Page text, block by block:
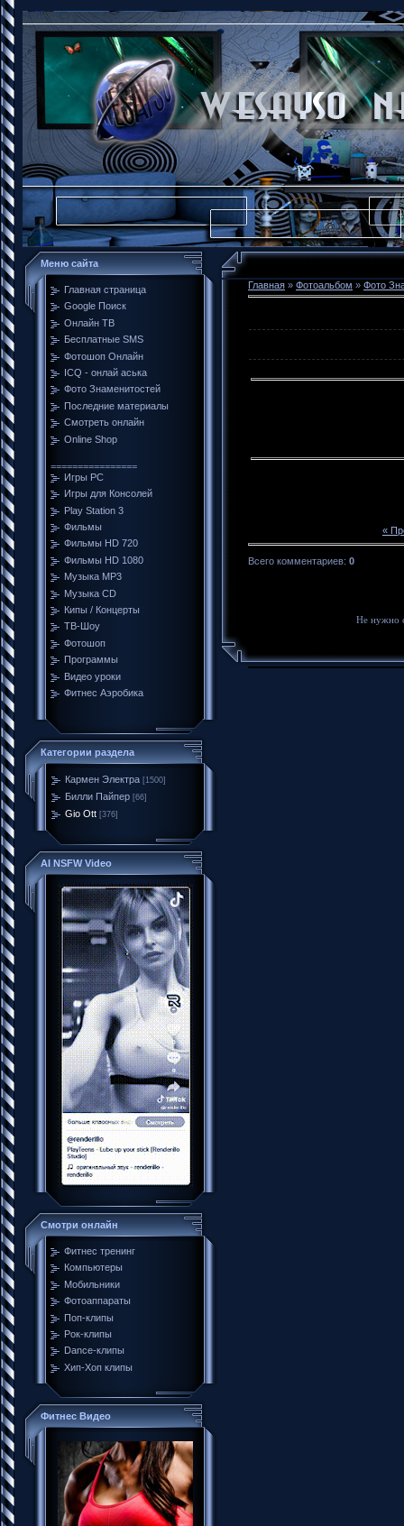
Меню сайта
Главная страница
Google Поиск
Онлайн ТВ
Бесплатные SMS
Фотошоп Онлайн
ICQ - онлай аська
Фото Знаменитостей
Последние материалы
Смотреть онлайн
Online Shop
================
Игры PC
Игры для Консолей
Play Station 3
Фильмы
Фильмы HD 720
Фильмы HD 1080
Музыка MP3
Музыка CD
Кипы / Концерты
ТВ-Шоу
Фотошоп
Программы
Видео уроки
Фитнес Аэробика
Категории раздела
Кармен Электра [1500]
Билли Пайпер [66]
Gio Ott [376]
AI NSFW Video
Смотри онлайн
Фитнес тренинг
Компьютеры
Мобильники
Фотоаппараты
Поп-клипы
Рок-клипы
Dance-клипы
Хип-Хоп клипы
Фитнес Видео
Главная » Фотоальбом » Фото
«
Всего комментариев: 0
Не нужно